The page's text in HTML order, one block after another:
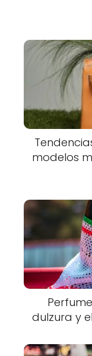
modelos
dulzura y